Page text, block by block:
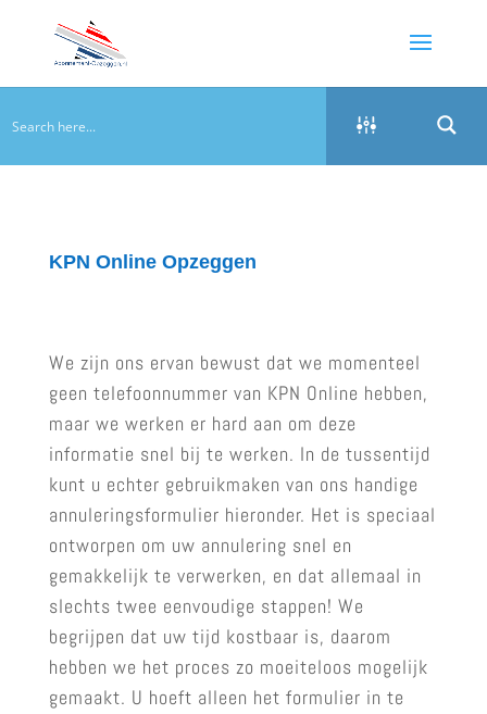
KPN Online Opzeggen
We zijn ons ervan bewust dat we momenteel
geen telefoonnummer van KPN Online hebben,
maar we werken er hard aan om deze
informatie snel bij te werken. In de tussentijd
kunt u echter gebruikmaken van ons handige
annuleringsformulier hieronder. Het is speciaal
ontworpen om uw annulering snel en
gemakkelijk te verwerken, en dat allemaal in
slechts twee eenvoudige stappen! We
begrijpen dat uw tijd kostbaar is, daarom
hebben we het proces zo moeiteloos mogelijk
gemaakt. U hoeft alleen het formulier in te